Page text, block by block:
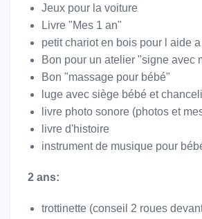
Jeux pour la voiture
Livre "Mes 1 an"
petit chariot en bois pour l aide
Bon pour un atelier "signe avec
Bon "massage pour bébé"
luge avec siège bébé et
livre photo sonore (photos et
livre d'histoire
instrument de musique pour
2 ans:
trottinette (conseil 2 roues